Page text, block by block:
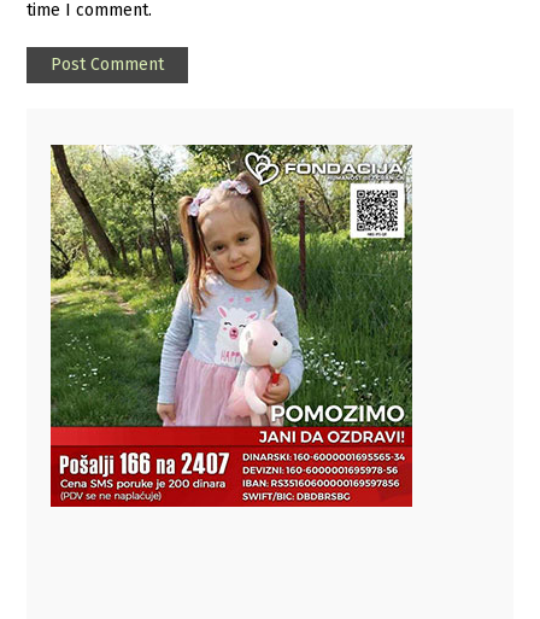
time I comment.